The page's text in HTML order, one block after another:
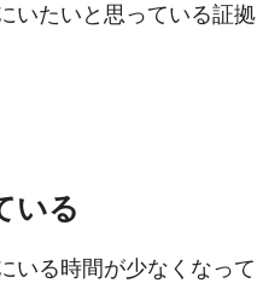
いたいと思っている証拠
いる
いる時間が少なくなって